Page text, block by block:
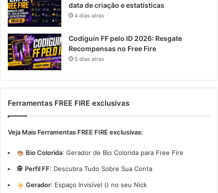
data de criação e estatísticas
4 días atras
Codiguin FF pelo ID 2026: Resgate
Recompensas no Free Fire
5 días atras
Ferramentas FREE FIRE exclusivas
Veja Mais Ferramentas FREE FIRE exclusivas:
Bio Colorida: Gerador de Bio Colorida para Free Fire
🕵️ Perfil FF: Descubra Tudo Sobre Sua Conta
Gerador: Espaço Invisível (ㅤ) no seu Nick